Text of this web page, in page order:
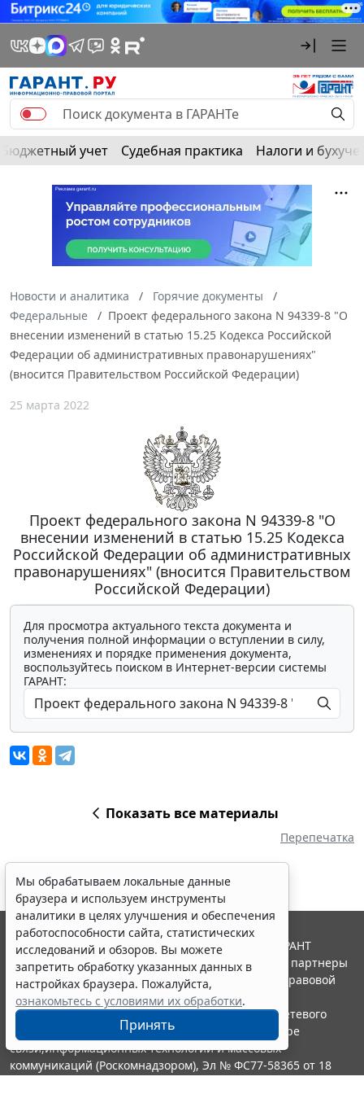
Бюджетный учет Судебная практика Налоги и
Новости и аналитика
Горячие документы
Федеральные
Проект федерального закона N 94339-8 "О
внесении изменений в статью 15.25 Кодекса Российской
Федерации об административных правонарушениях"
(вносится Правительством Российской Федерации)
25 марта 2022
Проект федерального закона N 94339-8 "О
внесении изменений в статью 15.25 Кодекса
Российской Федерации об административных
правонарушениях" (вносится Правительством
Российской Федерации)
Для просмотра актуального текста документа и
получения полной информации о вступлении в силу,
изменениях и порядке применения документа,
воспользуйтесь поиском в Интернет-версии системы
ГАРАНТ:
Показать все материалы
Перепечатка
Мы обрабатываем локальные данные
браузера и используем инструменты
аналитики в целях улучшения и обеспечения
работоспособности сайта, статистических
исследований и обзоров. Вы можете
запретить обработку указанных данных в
настройках браузера. Пожалуйста,
ознакомьтесь с условиями их обработки.
Принять
© ООО "НПП "ГАРАНТ-СЕРВИС", 2026. Система ГАРАНТ
выпускается с 1990 года. Компания "Гарант" и ее партнеры
являются участниками Российской ассоциации правовой
информации ГАРАНТ.
Портал ГАРАНТ.РУ зарегистрирован в качестве сетевого
издания Федеральной службой по надзору в сфере
связи,информационных технологий и массовых
коммуникаций (Роскомнадзором), Эл № ФС77-58365 от 18